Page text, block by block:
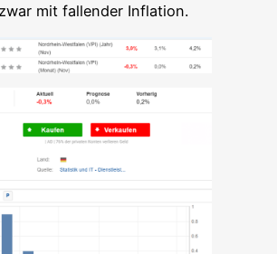
mit fal­len­der Inflation.